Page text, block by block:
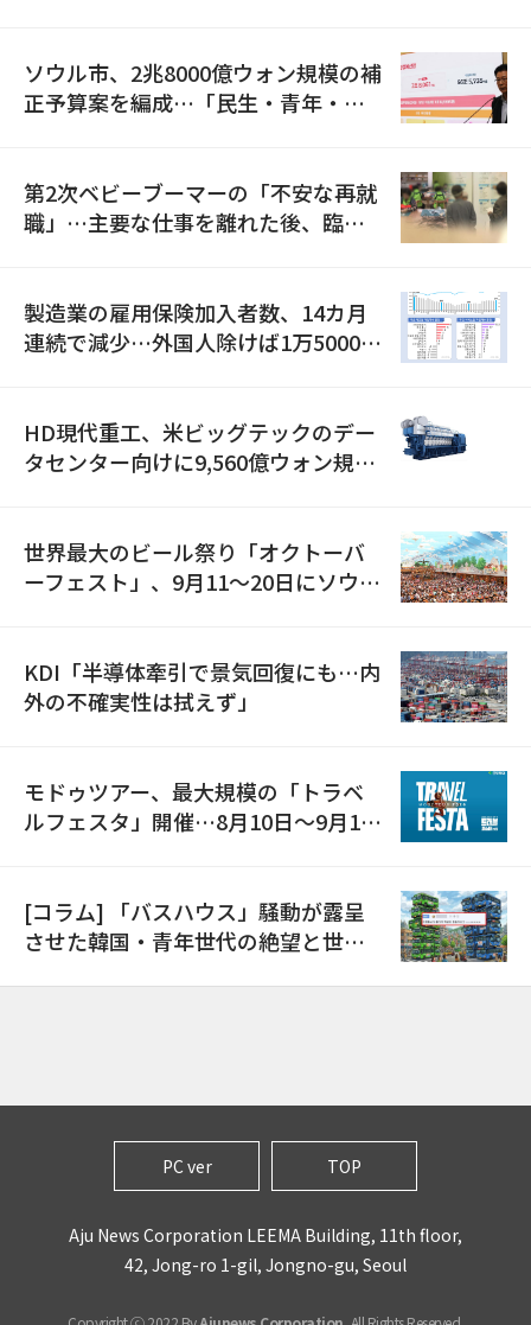
ソウル市、2兆8000億ウォン規模の補
正予算案を編成…「民生・青年・安
第2次ベビーブーマーの「不安な再就
職」…主要な仕事を離れた後、臨時
製造業の雇用保険加入者数、14カ月
連続で減少…外国人除けば1万5000人
HD現代重工、米ビッグテックのデー
タセンター向けに9,560億ウォン規模
世界最大のビール祭り「オクトーバ
ーフェスト」、9月11〜20日にソウル
KDI「半導体牽引で景気回復にも…内
外の不確実性は拭えず」
モドゥツアー、最大規模の「トラベ
ルフェスタ」開催…8月10日～9月11
[コラム] 「バスハウス」騒動が露呈
させた韓国・青年世代の絶望と世代
PC ver TOP
Aju News Corporation LEEMA Building, 11th floor,
42, Jong-ro 1-gil, Jongno-gu, Seoul